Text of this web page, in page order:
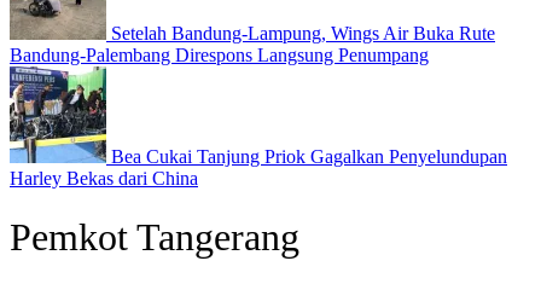
Setelah Bandung-Lampung, Wings Air Buka Rute
Bandung-Palembang Direspons Langsung Penumpang
Bea Cukai Tanjung Priok Gagalkan Penyelundupan
Harley Bekas dari China
Pemkot Tangerang